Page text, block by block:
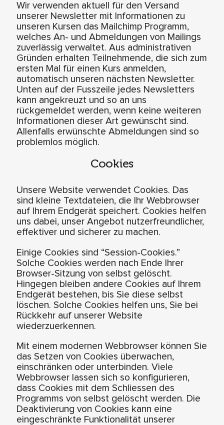
Wir verwenden aktuell für den Versand
unserer Newsletter mit Informationen zu
unseren Kursen das Mailchimp Programm,
welches An- und Abmeldungen von Mailings
zuverlässig verwaltet. Aus administrativen
Gründen erhalten Teilnehmende, die sich zum
ersten Mal für einen Kurs anmelden,
automatisch unseren nächsten Newsletter.
Unten auf der Fusszeile jedes Newsletters
kann angekreuzt und so an uns
rückgemeldet werden, wenn keine weiteren
Informationen dieser Art gewünscht sind.
Allenfalls erwünschte Abmeldungen sind so
problemlos möglich.
Cookies
Unsere Website verwendet Cookies. Das
sind kleine Textdateien, die Ihr Webbrowser
auf Ihrem Endgerät speichert. Cookies helfen
uns dabei, unser Angebot nutzerfreundlicher,
effektiver und sicherer zu machen.
Einige Cookies sind “Session-Cookies.”
Solche Cookies werden nach Ende Ihrer
Browser-Sitzung von selbst gelöscht.
Hingegen bleiben andere Cookies auf Ihrem
Endgerät bestehen, bis Sie diese selbst
löschen. Solche Cookies helfen uns, Sie bei
Rückkehr auf unserer Website
wiederzuerkennen.
Mit einem modernen Webbrowser können Sie
das Setzen von Cookies überwachen,
einschränken oder unterbinden. Viele
Webbrowser lassen sich so konfigurieren,
dass Cookies mit dem Schliessen des
Programms von selbst gelöscht werden. Die
Deaktivierung von Cookies kann eine
eingeschränkte Funktionalität unserer